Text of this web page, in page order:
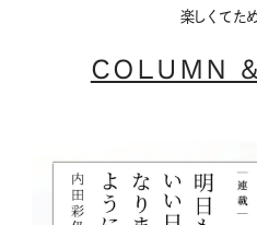
楽しくてた
COLUMN